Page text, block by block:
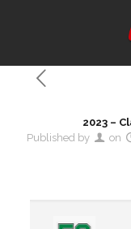
2023 –
Published by
on